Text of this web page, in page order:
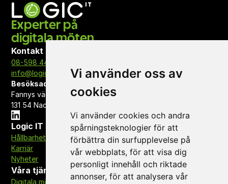
Vi använder oss av
cookies
Vi använder cookies och andra
spårningsteknologier för att
förbättra din surfupplevelse på
vår webbplats, för att visa dig
personligt innehåll och riktade
annonser, för att analysera vår
Experter på
digitala möten
Kontakt
08-598 443 50
info@logicit.se
Besöksadress HQ
Fannys väg 3
131 54 Nacka
Logic IT
Hållbarhet
Karriär
Nyheter
Våra tjänster
Digitala mötesytor